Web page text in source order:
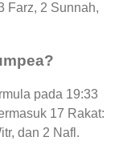
Farz, 2 Sunnah,
pada 19:33
17 Rakat:
dan 2 Nafl.